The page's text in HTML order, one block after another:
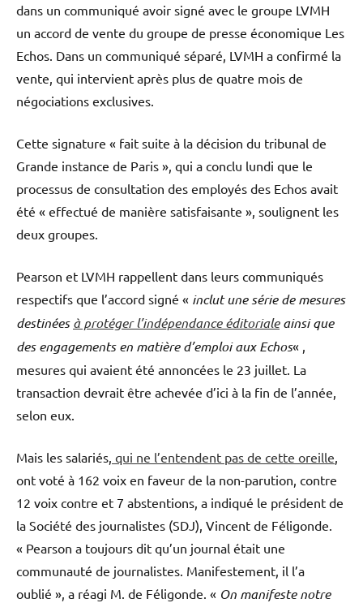
dans un communiqué avoir signé avec le groupe LVMH
un accord de vente du groupe de presse économique Les
Echos. Dans un communiqué séparé, LVMH a confirmé la
vente, qui intervient après plus de quatre mois de
négociations exclusives.
Cette signature « fait suite à la décision du tribunal de
Grande instance de Paris », qui a conclu lundi que le
processus de consultation des employés des Echos avait
été « effectué de manière satisfaisante », soulignent les
deux groupes.
Pearson et LVMH rappellent dans leurs communiqués
respectifs que l’accord signé « inclut une série de mesures
destinéesà protéger l’indépendance éditorialeainsi que
des engagements en matière d’emploi aux Echos« ,
mesures qui avaient été annoncées le 23 juillet. La
transaction devrait être achevée d’ici à la fin de l’année,
selon eux.
Mais les salariés, qui ne l’entendent pas de cette oreille
ont voté à 162 voix en faveur de la non-parution, contre
12 voix contre et 7 abstentions, a indiqué le président de
la Société des journalistes (SDJ), Vincent de Féligonde.
« Pearson a toujours dit qu’un journal était une
communauté de journalistes. Manifestement, il l’a
oublié », a réagi M. de Féligonde. « On manifeste notre